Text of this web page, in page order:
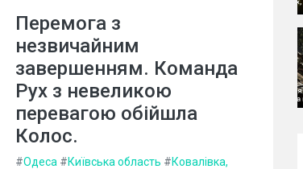
Перемога з
незвичайним
завершенням. Команда
Рух з невеликою
перевагою обійшла
Колос.
#Одеса #Київська область #Ковалівка,